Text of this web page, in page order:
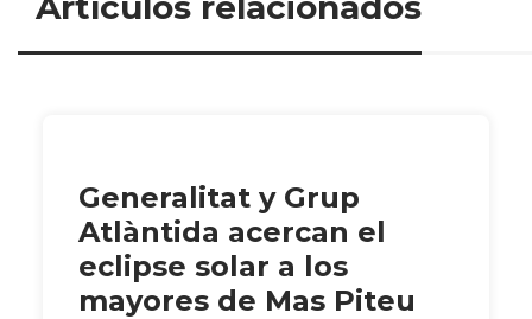
Generalitat y Grup
Atlàntida acercan el
eclipse solar a los
mayores de Mas Piteu